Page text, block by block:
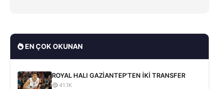
EN ÇOK OKUNAN
ROYAL HALI GAZİANTEP'TEN İKİ TRANSFER
41.1K